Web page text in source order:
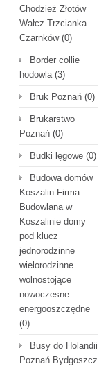
Chodzież Złotów
Wałcz Trzcianka
Czarnków(0)
Border collie
hodowla(3)
Bruk Poznań (0)
Brukarstwo
Poznań (0)
Budki lęgowe (0)
Budowa domów
Koszalin Firma
Budowlana w
Koszalinie domy
pod klucz
jednorodzinne
wielorodzinne
wolnostojące
nowoczesne
energooszczędne
(0)
Busy do Holandii
Poznań Bydgoszcz